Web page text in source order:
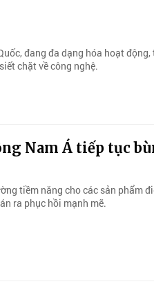
đang đa dạng hóa hoạt
chặt về công nghệ.
Nam Á tiếp tục
tiềm năng cho các sản phẩm
ra phục hồi mạnh mẽ.